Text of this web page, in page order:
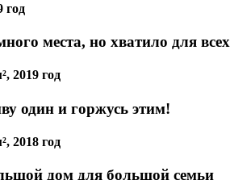
год
места, но хватило для всех
2019 год
один и горжусь этим!
2018 год
дом для большой семьи